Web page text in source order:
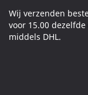
Wij verzenden
voor 15.00 dezelfde
middels DHL.